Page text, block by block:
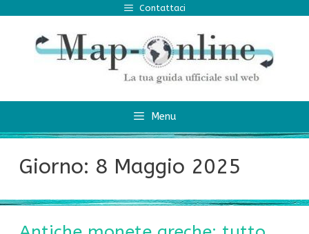
contenuto
Contattaci
Menu
Giorno: 8 Maggio 2025